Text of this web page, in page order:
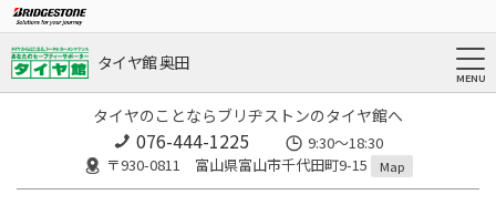
タイヤ館 奥田
タイヤのことならブリヂストンのタイヤ館へ
076-444-1225
9:30～18:30
〒930-0811 富山県富山市千代田町9-15
Map